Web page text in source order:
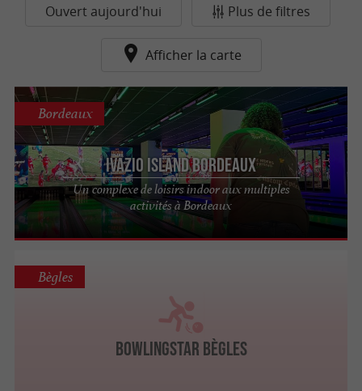
Ouvert aujourd'hui Plus de filtres
Afficher la carte
Ivazio Island Bordeaux
Un complexe de loisirs indoor aux multiples
activités à Bordeaux
Bordeaux
Bowlingstar Bègles
Bègles